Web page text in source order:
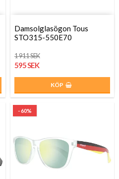
Damsolglasögon Tous
STO315-550E70
1 911 SEK
595 SEK
KÖP
- 60%